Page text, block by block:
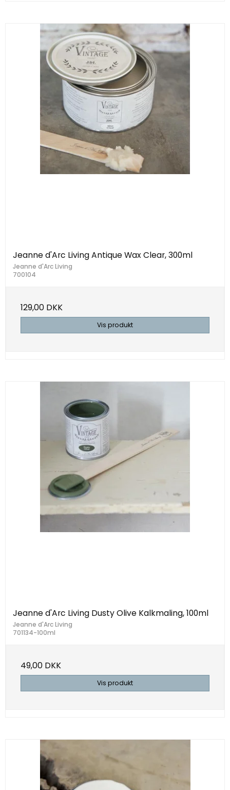
Jeanne d'Arc Living Antique Wax Clear, 300ml
Jeanne d'Arc Living
700104
129,00 DKK
Vis produkt
Jeanne d'Arc Living Dusty Olive Kalkmaling, 100ml
Jeanne d'Arc Living
701134-100ml
49,00 DKK
Vis produkt